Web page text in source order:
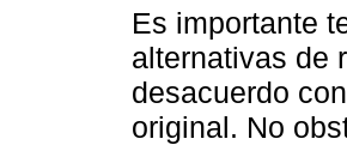
Es importante
alternativas de
desacuerdo
original. No